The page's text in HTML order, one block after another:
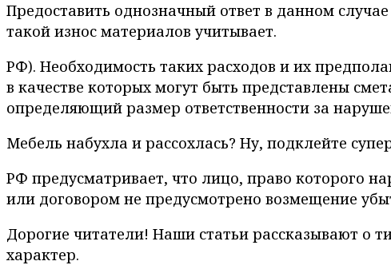
Предоставить однозначный ответ в данном
такой износ материалов учитывает.
РФ). Необходимость таких расходов и их
в качестве которых могут быть представлены
определяющий размер ответственности за
Мебель набухла и рассохлась? Ну, подклейте
РФ предусматривает, что лицо, право которого
или договором не предусмотрено возмещение
Дорогие читатели! Наши статьи рассказывают о
характер.